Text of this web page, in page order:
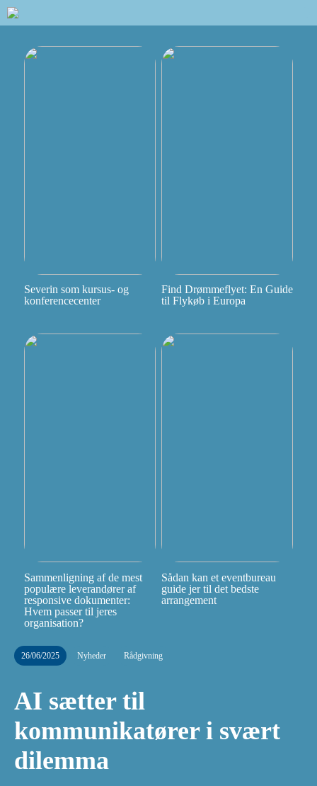
Severin som kursus- og
konferencecenter
Find Drømmeflyet: En Guide
til Flykøb i Europa
Sammenligning af de mest
populære leverandører af
responsive dokumenter:
Hvem passer til jeres
organisation?
Sådan kan et eventbureau
guide jer til det bedste
arrangement
26/06/2025 Nyheder Rådgivning
AI sætter til
kommunikatører i svært
dilemma